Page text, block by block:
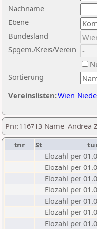
Nachname
Ebene
Sortierung
Bundesland
Spgem./Kreis/Verein
Vereinslisten:Wien
Pnr:116713 Name: Andrea
tnr
St
Elozahl per
Elozahl per
Elozahl per
Elozahl per
Elozahl per
Elozahl per
Elozahl per